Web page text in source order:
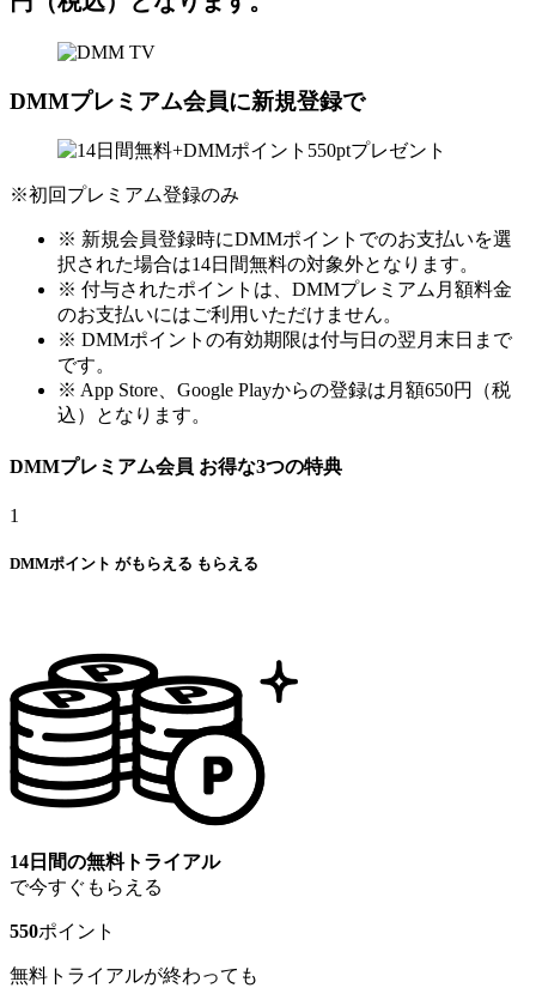
DMMプレミアム会員に新規登録で
※初回プレミアム登録のみ
※ 新規会員登録時にDMMポイントでのお支払いを選
択された場合は14日間無料の対象外となります。
※ 付与されたポイントは、DMMプレミアム月額料金
のお支払いにはご利用いただけません。
※ DMMポイントの有効期限は付与日の翌月末日まで
です。
※ App Store、Google Playからの登録は月額650円（税
込）となります。
DMMプレミアム会員 お得な3つの特典
1
DMMポイント がもらえる もらえる
14日間の無料トライアル
で今すぐもらえる
550ポイント
無料トライアルが終わっても